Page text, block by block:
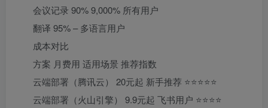
会议记录 90% 9,000% 所有用户
翻译 95% – 多语言用户
成本对比
方案 月费用 适用场景 推荐指数
云端部署（腾讯云） 20元起 新手推荐 ⭐⭐⭐⭐⭐
云端部署（火山引擎） 9.9元起 飞书用户 ⭐⭐⭐⭐